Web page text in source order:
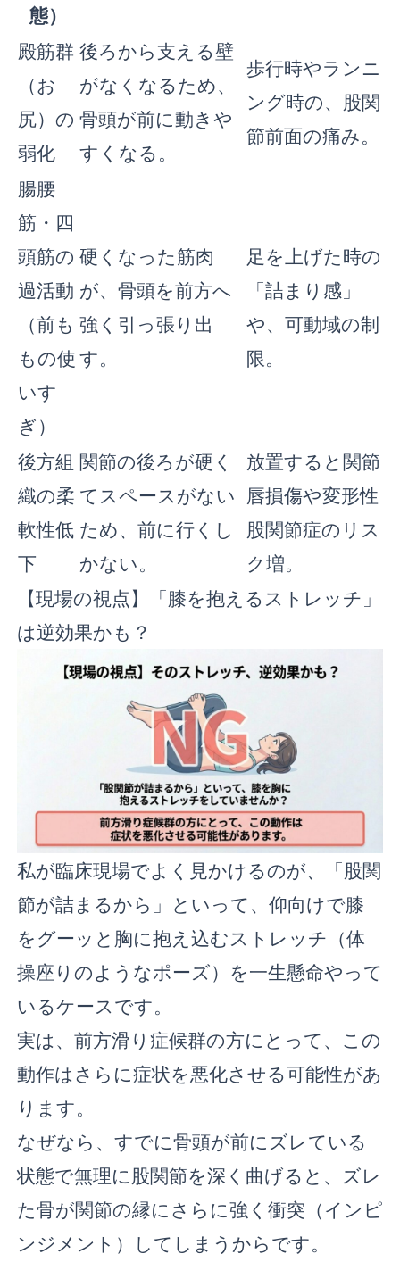
態）
殿筋群
（お
尻）の
弱化
後ろから支える壁
がなくなるため、
骨頭が前に動きや
すくなる。
歩行時やランニ
ング時の、股関
節前面の痛み。
腸腰
筋・四
頭筋の
過活動
（前も
もの使
いす
ぎ）
硬くなった筋肉
が、骨頭を前方へ
強く引っ張り出
す。
足を上げた時の
「詰まり感」
や、可動域の制
限。
後方組
織の柔
軟性低
下
関節の後ろが硬く
てスペースがない
ため、前に行くし
かない。
放置すると関節
唇損傷や変形性
股関節症のリス
ク増。
【現場の視点】「膝を抱えるストレッチ」
は逆効果かも？
私が臨床現場でよく見かけるのが、「股関
節が詰まるから」といって、仰向けで膝
をグーッと胸に抱え込むストレッチ（体
操座りのようなポーズ）を一生懸命やって
いるケースです。
実は、前方滑り症候群の方にとって、この
動作はさらに症状を悪化させる可能性があ
ります。
なぜなら、すでに骨頭が前にズレている
状態で無理に股関節を深く曲げると、ズレ
た骨が関節の縁にさらに強く衝突（インピ
ンジメント）してしまうからです。